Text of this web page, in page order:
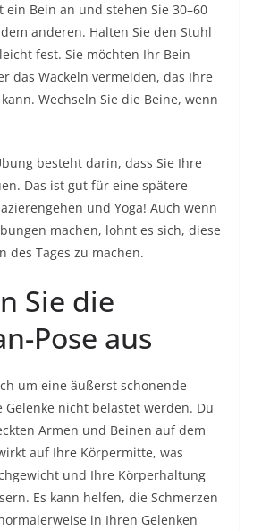
ein Bein an und stehen Sie 30–60
anderen. Halten Sie den Stuhl
fest. Sie möchten Ihr Bein
das Wackeln vermeiden, das Ihre
Wechseln Sie die Beine, wenn
besteht darin, dass Sie Ihre
Das ist gut für eine spätere
und Yoga! Auch wenn
machen, lohnt es sich, diese
des Tages zu machen.
Sie die
Pose aus
um eine äußerst schonende
nicht belastet werden. Du
Armen und Beinen auf dem
auf Ihre Körpermitte, was
und Ihre Körperhaltung
Es kann helfen, die Schmerzen
in Ihren Gelenken